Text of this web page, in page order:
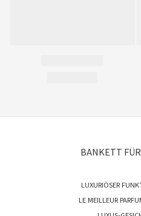
BANKETT
LUXURIÖSER
LE MEILLEUR